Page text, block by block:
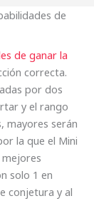
de
de ganar la
correcta.
por dos
y el rango
mayores serán
la que el Mini
solo 1 en
conjetura y al